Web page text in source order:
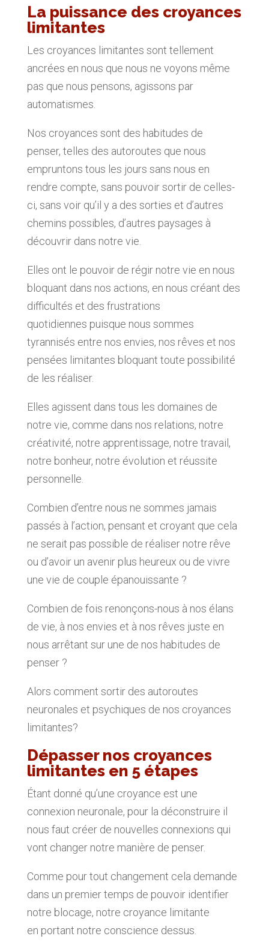
La puissance des croyances
limitantes
Les croyances limitantes sont tellement
ancrées en nous que nous ne voyons même
pas que nous pensons, agissons par
automatismes.
Nos croyances sont des habitudes de
penser, telles des autoroutes que nous
empruntons tous les jours sans nous en
rendre compte, sans pouvoir sortir de celles-
ci, sans voir qu’il y a des sorties et d’autres
chemins possibles, d’autres paysages à
découvrir dans notre vie.
Elles ont le pouvoir de régir notre vie en nous
bloquant dans nos actions, en nous créant des
difficultés et des frustrations
quotidiennes puisque nous sommes
tyrannisés entre nos envies, nos rêves et nos
pensées limitantes bloquant toute possibilité
de les réaliser.
Elles agissent dans tous les domaines de
notre vie, comme dans nos relations, notre
créativité, notre apprentissage, notre travail,
notre bonheur, notre évolution et réussite
personnelle.
Combien d’entre nous ne sommes jamais
passés à l’action, pensant et croyant que cela
ne serait pas possible de réaliser notre rêve
ou d’avoir un avenir plus heureux ou de vivre
une vie de couple épanouissante ?
Combien de fois renonçons-nous à nos élans
de vie, à nos envies et à nos rêves juste en
nous arrêtant sur une de nos habitudes de
penser ?
Alors comment sortir des autoroutes
neuronales et psychiques de nos croyances
limitantes?
Dépasser nos croyances
limitantes en 5 étapes
Étant donné qu’une croyance est une
connexion neuronale, pour la déconstruire il
nous faut créer de nouvelles connexions qui
vont changer notre manière de penser.
Comme pour tout changement cela demande
dans un premier temps de pouvoir identifier
notre blocage, notre croyance limitante
en portant notre conscience dessus.